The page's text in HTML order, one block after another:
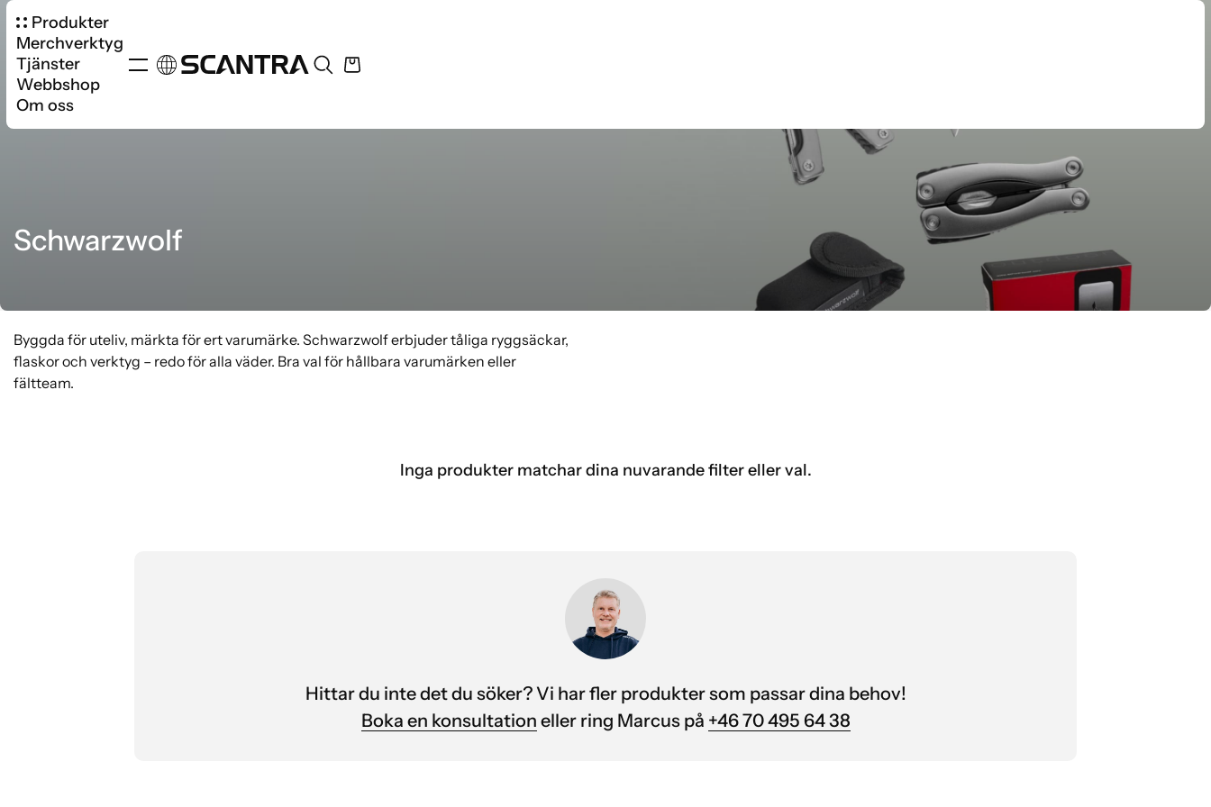
Produkter
Merchverktyg
Tjänster
Webbshop
Om oss
Schwarzwolf
Byggda för uteliv, märkta för ert varumärke. Schwarzwolf erbjuder tåliga ryggsäckar,
flaskor och verktyg – redo för alla väder. Bra val för hållbara varumärken eller
fältteam.
Inga produkter matchar dina nuvarande filter eller val.
Hittar du inte det du söker? Vi har fler produkter som passar dina behov!
Boka en konsultation eller ring Marcus på +46 70 495 64 38